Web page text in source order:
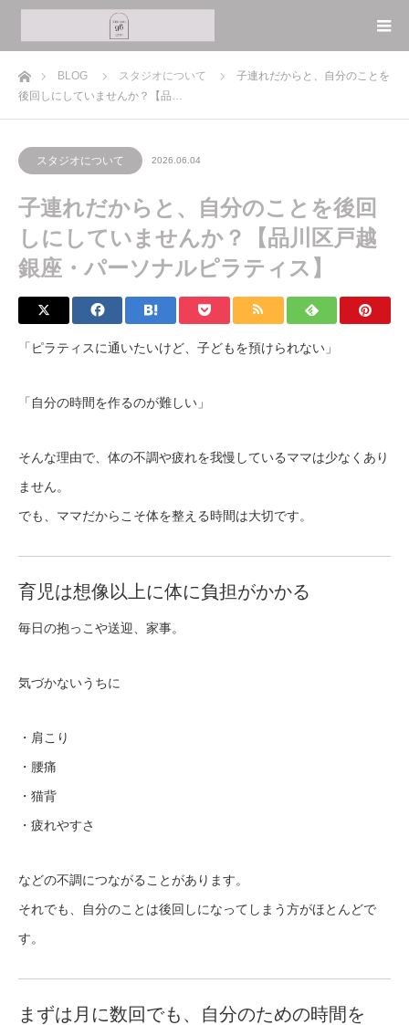
ホームBLOG スタジオについて
子連れだからと、自分のことを
後回しにしていませんか？【品…
スタジオについて 2026.06.04
子連れだからと、自分のことを後回
しにしていませんか？【品川区戸越
銀座・パーソナルピラティス】
「ピラティスに通いたいけど、子どもを預けられない」
「自分の時間を作るのが難しい」
そんな理由で、体の不調や疲れを我慢しているママは少なくあり
ません。
でも、ママだからこそ体を整える時間は大切です。
育児は想像以上に体に負担がかかる
毎日の抱っこや送迎、家事。
気づかないうちに
・肩こり
・腰痛
・猫背
・疲れやすさ
などの不調につながることがあります。
それでも、自分のことは後回しになってしまう方がほとんどで
す。
まずは月に数回でも、自分のための時間を